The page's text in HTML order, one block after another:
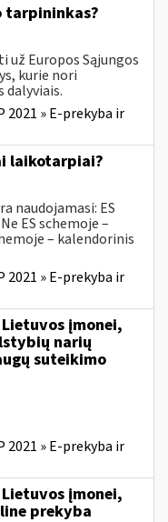
tarpininkas?
Europos Sąjungos
kurie nori
dalyviais.
2021 » E-prekyba ir
laikotarpiai?
naudojamasi: ES
ES schemoje –
– kalendorinis
2021 » E-prekyba ir
įmonei,
narių
suteikimo
2021 » E-prekyba ir
įmonei,
prekyba